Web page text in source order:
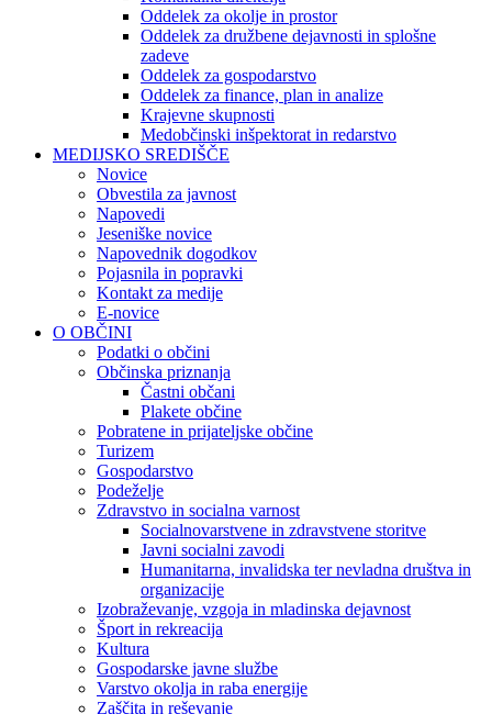
Oddelek za okolje in prostor
Oddelek za družbene dejavnosti in splošne
zadeve
Oddelek za gospodarstvo
Oddelek za finance, plan in analize
Krajevne skupnosti
Medobčinski inšpektorat in redarstvo
MEDIJSKO SREDIŠČE
Novice
Obvestila za javnost
Napovedi
Jeseniške novice
Napovednik dogodkov
Pojasnila in popravki
Kontakt za medije
E-novice
O OBČINI
Podatki o občini
Občinska priznanja
Častni občani
Plakete občine
Pobratene in prijateljske občine
Turizem
Gospodarstvo
Podeželje
Zdravstvo in socialna varnost
Socialnovarstvene in zdravstvene storitve
Javni socialni zavodi
Humanitarna, invalidska ter nevladna društva in
organizacije
Izobraževanje, vzgoja in mladinska dejavnost
Šport in rekreacija
Kultura
Gospodarske javne službe
Varstvo okolja in raba energije
Zaščita in reševanje